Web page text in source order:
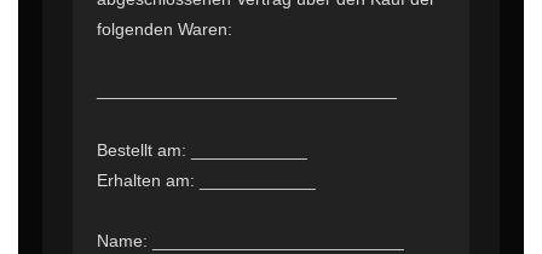
folgenden Waren:
Bestellt am: ____________
Erhalten am: ____________
Name: __________________________